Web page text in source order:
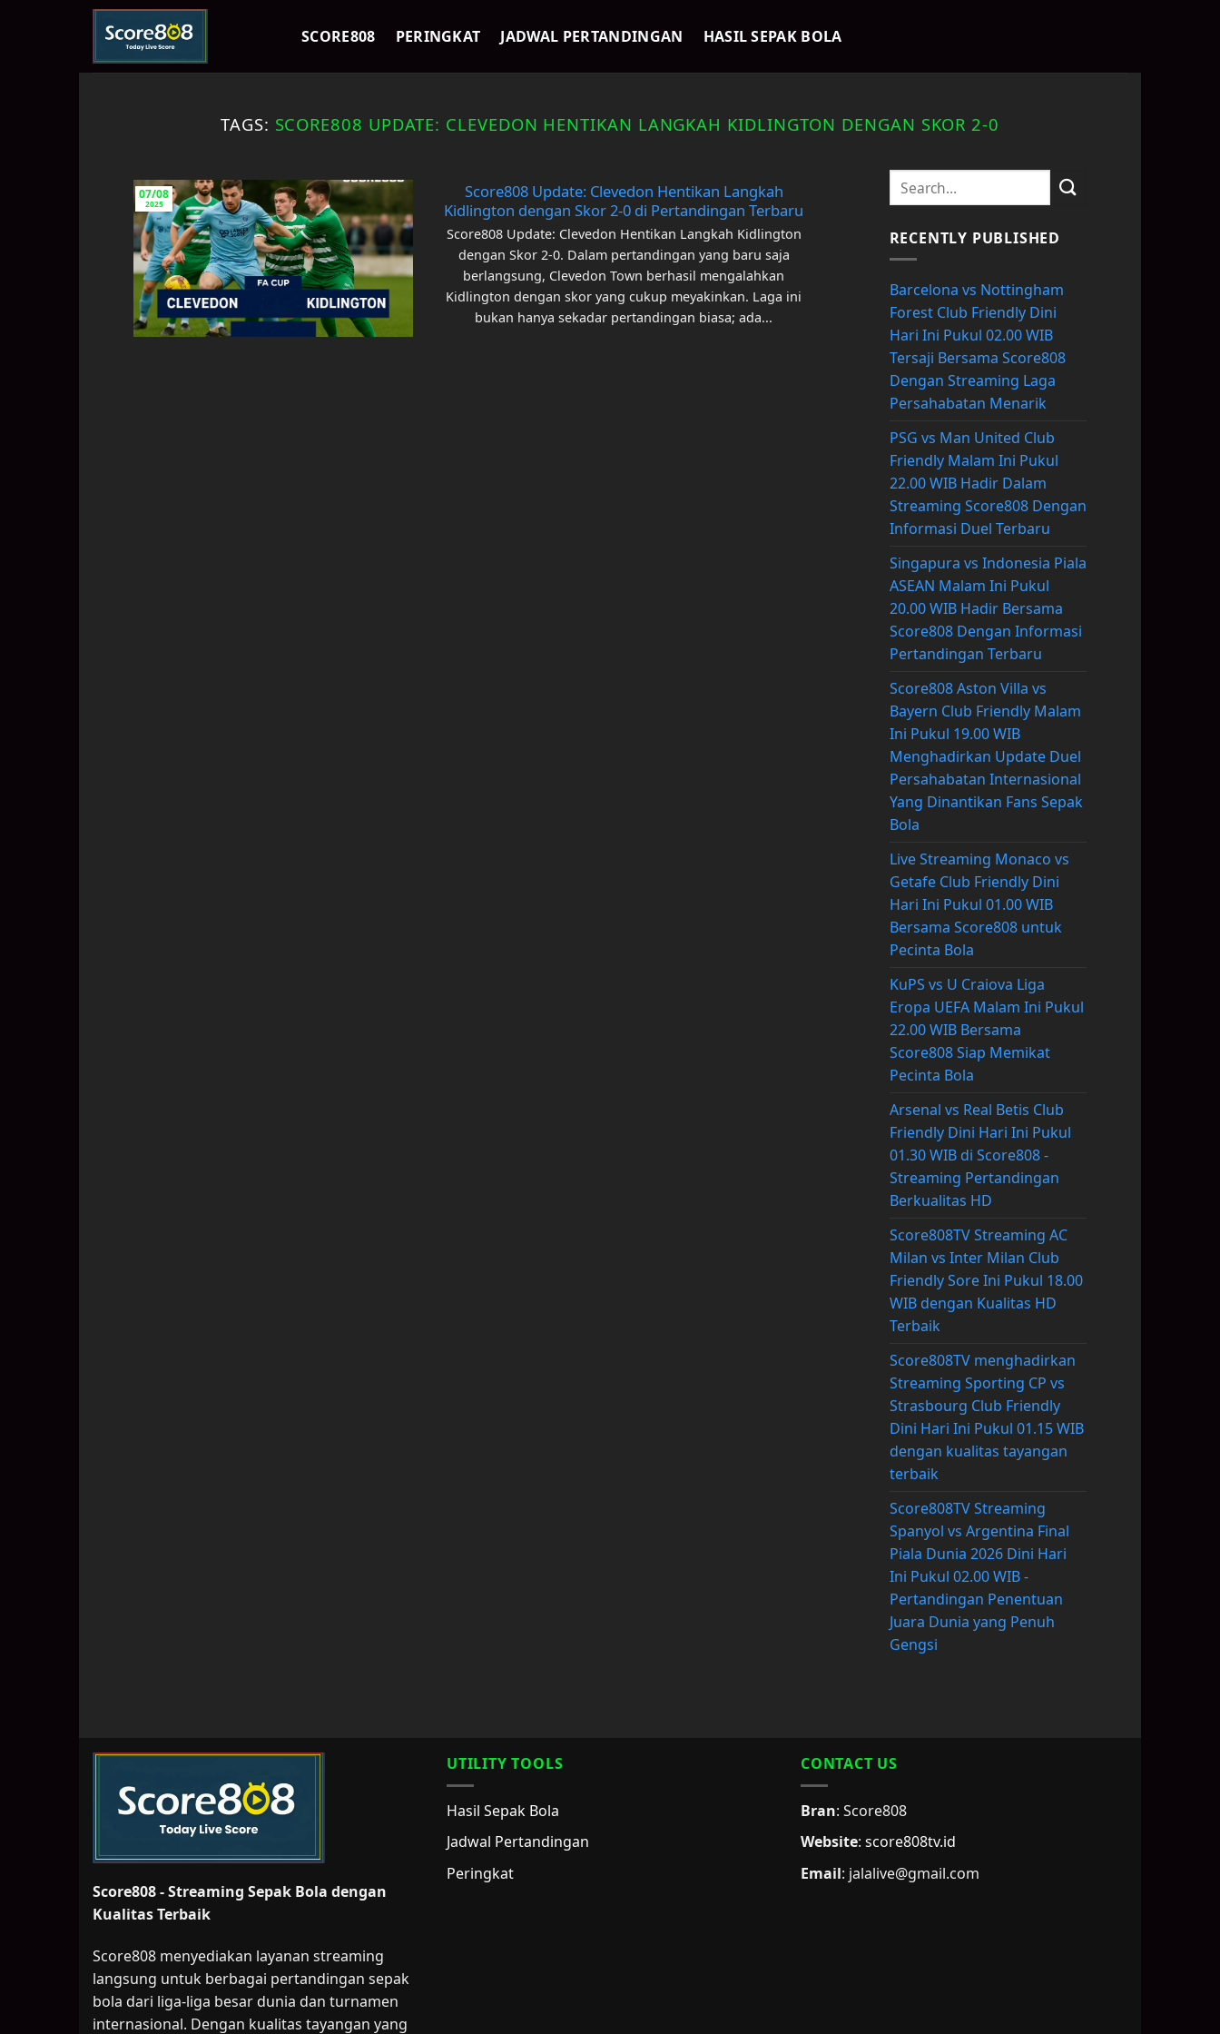
Skip
content
SCORE808 PERINGKAT JADWAL PERTANDINGAN HASIL SEPAK BOLA
TAGS: SCORE808 UPDATE: CLEVEDON HENTIKAN LANGKAH KIDLINGTON DENGAN SKOR 2-0
Score808 Update: Clevedon Hentikan Langkah
Kidlington dengan Skor 2-0 di Pertandingan Terbaru
Score808 Update: Clevedon Hentikan Langkah Kidlington
dengan Skor 2-0. Dalam pertandingan yang baru saja
berlangsung, Clevedon Town berhasil mengalahkan
Kidlington dengan skor yang cukup meyakinkan. Laga ini
bukan hanya sekadar pertandingan biasa; ada...
07/08
2025
RECENTLY PUBLISHED
Barcelona vs Nottingham
Forest Club Friendly Dini
Hari Ini Pukul 02.00 WIB
Tersaji Bersama Score808
Dengan Streaming Laga
Persahabatan Menarik
PSG vs Man United Club
Friendly Malam Ini Pukul
22.00 WIB Hadir Dalam
Streaming Score808 Dengan
Informasi Duel Terbaru
Singapura vs Indonesia Piala
ASEAN Malam Ini Pukul
20.00 WIB Hadir Bersama
Score808 Dengan Informasi
Pertandingan Terbaru
Score808 Aston Villa vs
Bayern Club Friendly Malam
Ini Pukul 19.00 WIB
Menghadirkan Update Duel
Persahabatan Internasional
Yang Dinantikan Fans Sepak
Bola
Live Streaming Monaco vs
Getafe Club Friendly Dini
Hari Ini Pukul 01.00 WIB
Bersama Score808 untuk
Pecinta Bola
KuPS vs U Craiova Liga
Eropa UEFA Malam Ini Pukul
22.00 WIB Bersama
Score808 Siap Memikat
Pecinta Bola
Arsenal vs Real Betis Club
Friendly Dini Hari Ini Pukul
01.30 WIB di Score808 -
Streaming Pertandingan
Berkualitas HD
Score808TV Streaming AC
Milan vs Inter Milan Club
Friendly Sore Ini Pukul 18.00
WIB dengan Kualitas HD
Terbaik
Score808TV menghadirkan
Streaming Sporting CP vs
Strasbourg Club Friendly
Dini Hari Ini Pukul 01.15 WIB
dengan kualitas tayangan
terbaik
Score808TV Streaming
Spanyol vs Argentina Final
Piala Dunia 2026 Dini Hari
Ini Pukul 02.00 WIB -
Pertandingan Penentuan
Juara Dunia yang Penuh
Gengsi
Score808 - Streaming Sepak Bola dengan
Kualitas Terbaik
Score808 menyediakan layanan streaming
langsung untuk berbagai pertandingan sepak
bola dari liga-liga besar dunia dan turnamen
internasional. Dengan kualitas tayangan yang
UTILITY TOOLS
Hasil Sepak Bola
Jadwal Pertandingan
Peringkat
CONTACT US
Bran: Score808
Website: score808tv.id
Email: jalalive@gmail.com